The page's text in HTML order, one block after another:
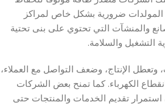
المولدات ضرورية بشكل خاص لمراكز
والمنشآت التي تحتوي على بنى تحتية
التشغيل والسلامة.
وتعطل الإنتاج، وضعف التواصل مع العملاء،
الكهرباء. كما تمنح بعض الشركات
تقديم الخدمات والمنتجات حتى